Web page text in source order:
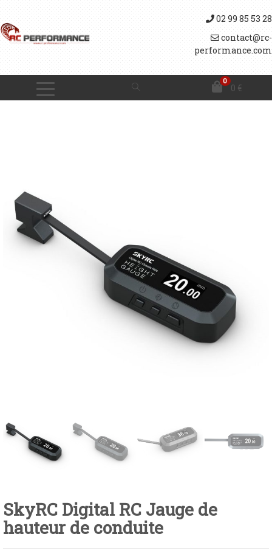
02 99 85 53 28
contact@rc-
performance.com
0
0 €
SkyRC Digital RC Jauge de
hauteur de conduite